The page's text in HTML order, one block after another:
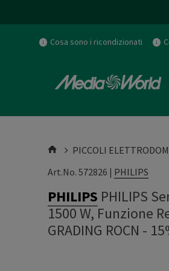
Cosa sono i ricondizionati
PICCOLI
Art.No. 572826 | PHILIPS
PHILIPS PHILIPS
1500 W, Funzione
GRADING ROCN -